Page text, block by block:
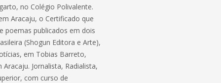
no Colégio Polivalente.
Aracaju, o Certificado que
poemas publicados em dois
(Shogun Editora e Arte),
em Tobias Barreto,
Jornalista, Radialista,
com curso de